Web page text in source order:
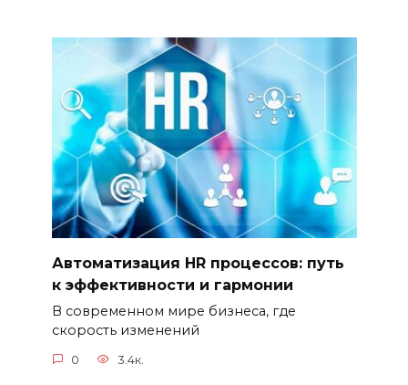
Автоматизация HR процессов: путь
к эффективности и гармонии
В современном мире бизнеса, где
скорость изменений
0 3.4к.